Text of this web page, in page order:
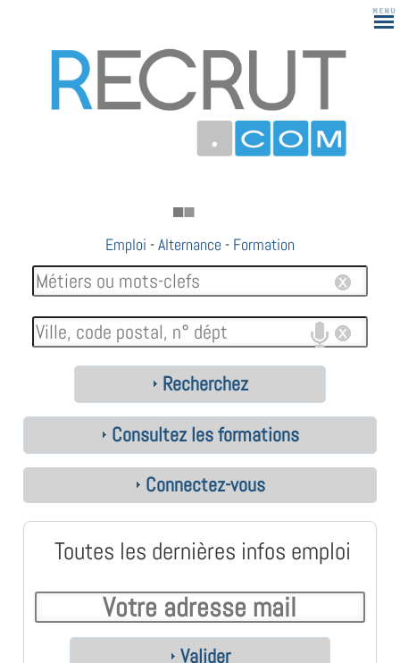
Emploi -Alternance - Formation
Recherchez
Consultez les formations
Connectez-vous
Toutes les dernières infos emploi
Valider